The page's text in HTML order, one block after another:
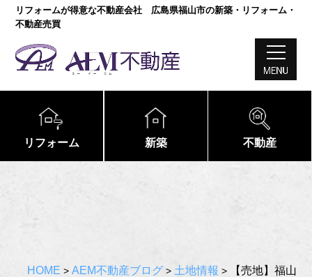
リフォームが得意な不動産会社 広島県福山市の新築・リフォーム・
不動産売買
リフォーム 新築 不動産
HOME > AEM不動産ブログ> 土地情報 >
【売地】福山